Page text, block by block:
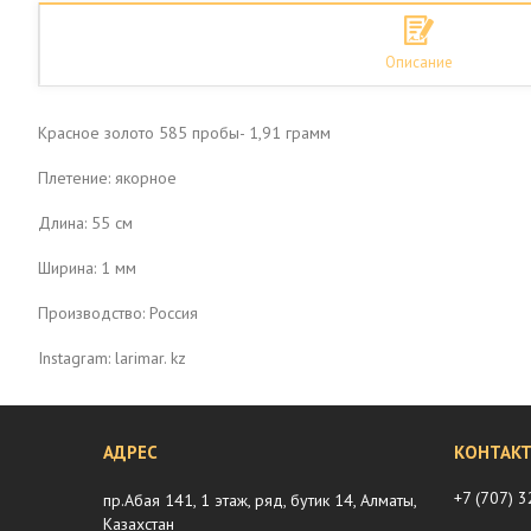
Описание
Красное золото 585 пробы- 1,91 грамм
Плетение: якорное
Длина: 55 см
Ширина: 1 мм
Производство: Россия
Instagram: larimar. kz
пр.Абая 141, 1 этаж, ряд, бутик 14, Алматы,
Казахстан
+7 (707)